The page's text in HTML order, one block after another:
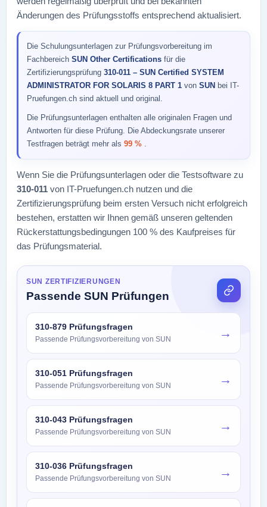
Änderungen des Prüfungsstoffs entsprechend aktualisiert.
Die Schulungsunterlagen zur Prüfungsvorbereitung im
Fachbereich SUN Other Certifications für die
Zertifizierungsprüfung 310-011 – SUN Certified SYSTEM
ADMINISTRATOR FOR SOLARIS 8 PART 1 von SUN bei IT-
Pruefungen.ch sind aktuell und original.
Die Prüfungsunterlagen enthalten alle originalen Fragen und
Antworten für diese Prüfung. Die Abdeckungsrate unserer
Testfragen beträgt mehr als 99 % .
Wenn Sie die Prüfungsunterlagen oder die Testsoftware zu
310-011 von IT-Pruefungen.ch nutzen und die
Zertifizierungsprüfung beim ersten Versuch nicht erfolgreich
bestehen, erstatten wir Ihnen gemäß unseren geltenden
Rückerstattungsbedingungen 100 % des Kaufpreises für
das Prüfungsmaterial.
SUN ZERTIFIZIERUNGEN
Passende SUN Prüfungen
310-879 Prüfungsfragen
Passende Prüfungsvorbereitung von SUN →
310-051 Prüfungsfragen
Passende Prüfungsvorbereitung von SUN →
310-043 Prüfungsfragen
Passende Prüfungsvorbereitung von SUN →
310-036 Prüfungsfragen
Passende Prüfungsvorbereitung von SUN →